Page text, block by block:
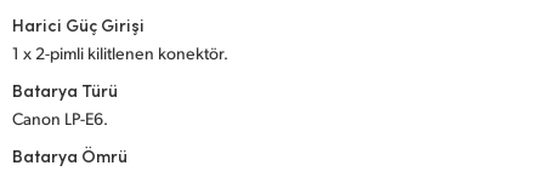
Harici Güç Girişi
1 x 2-pimli kilitlenen konektör.
Batarya Türü
Canon LP-E6.
Batarya Ömrü